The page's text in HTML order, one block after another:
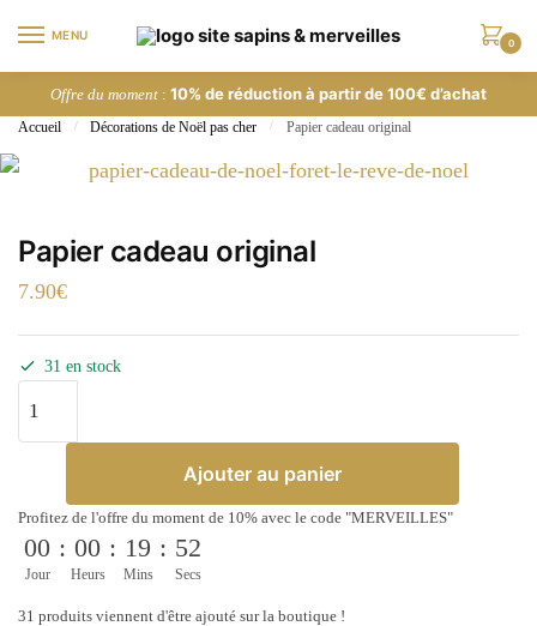
MENU
0
Offre du moment : 10% de réduction à partir de 100€ d’achat
Accueil / Décorations de Noël pas cher / Papier cadeau original
Papier cadeau original
7.90€
31 en stock
Ajouter au panier
Profitez de l'offre du moment de 10% avec le code "MERVEILLES"
00
Jour
: 00
Heurs
: 19
Mins
: 52
Secs
31 produits viennent d'être ajouté sur la boutique !